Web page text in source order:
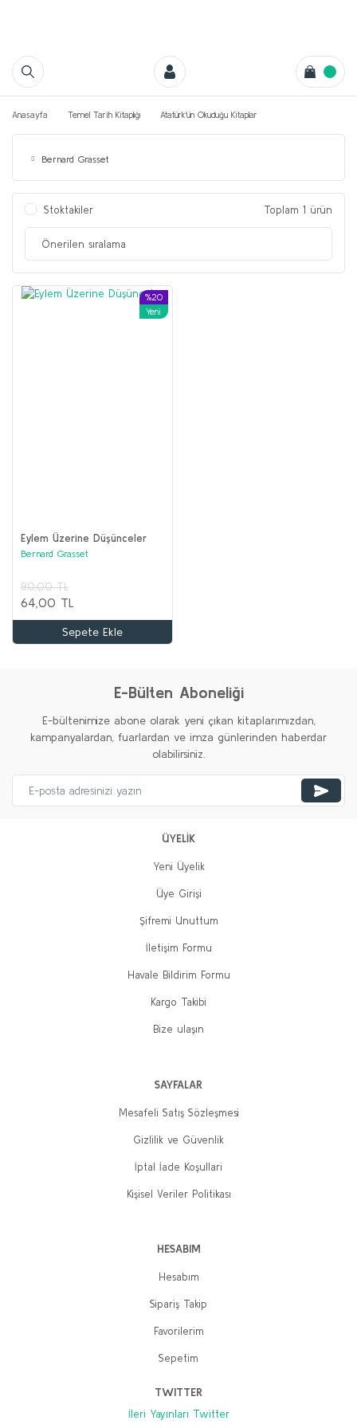
Anasayfa Temel Tarih Kitaplığı Atatürk'ün Okuduğu Kitaplar
Bernard Grasset
Stoktakiler Toplam 1 ürün
%20
Yeni
Eylem Üzerine Düşünceler
Bernard Grasset
80,00 TL
64,00 TL
Sepete Ekle
E-Bülten Aboneliği
E-bültenimize abone olarak yeni çıkan kitaplarımızdan,
kampanyalardan, fuarlardan ve imza günlerinden haberdar
olabilirsiniz.
ÜYELİK
Yeni Üyelik
Üye Girişi
Şifremi Unuttum
İletişim Formu
Havale Bildirim Formu
Kargo Takibi
Bize ulaşın
SAYFALAR
Mesafeli Satış Sözleşmesi
Gizlilik ve Güvenlik
İptal İade Koşullari
Kişisel Veriler Politikası
HESABIM
Hesabım
Sipariş Takip
Favorilerim
Sepetim
TWITTER
İleri Yayınları Twitter